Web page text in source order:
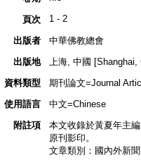
頁次 1 - 2
出版者
中華佛教總會
出版地
上海, 中國 [Shanghai,
資料類型
期刊論文=Journal
使用語言
中文=Chinese
附註項
本文收錄於黃夏年主
原刊影印。
文章類別：國內外新